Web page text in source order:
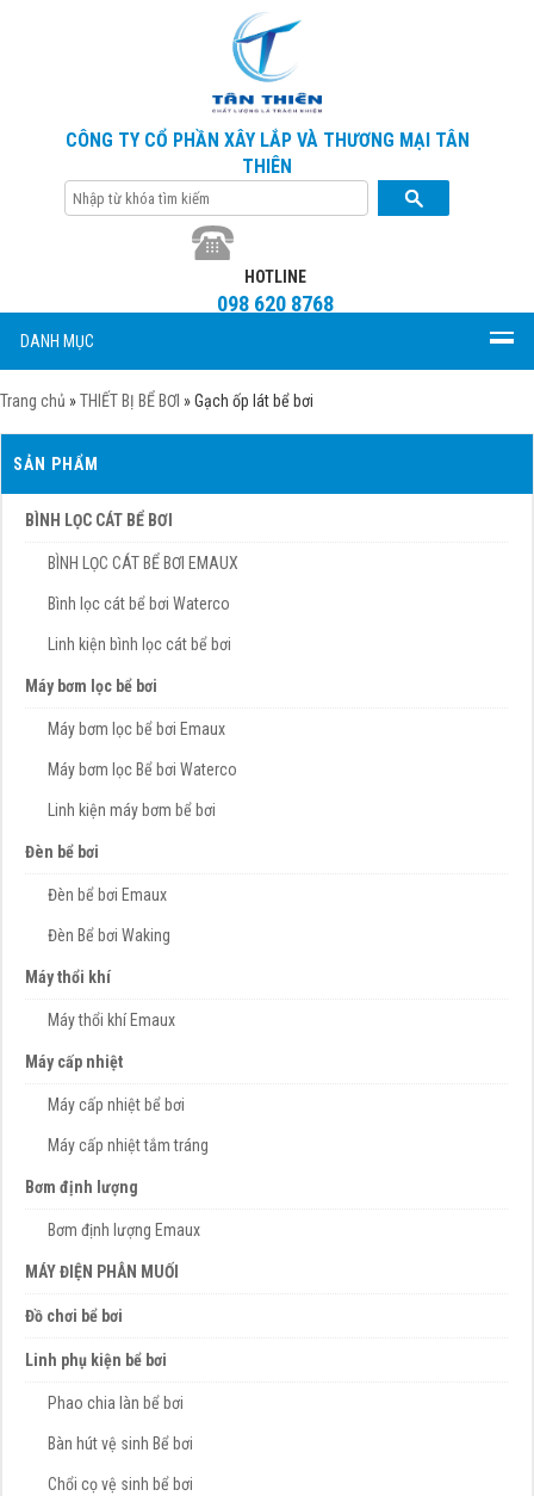
CÔNG TY CỔ PHẦN XÂY LẮP VÀ THƯƠNG MẠI TÂN
THIÊN
HOTLINE
098 620 8768
DANH MỤC
Trang chủ »THIẾT BỊ BỂ BƠI »Gạch ốp lát bể bơi
SẢN PHẨM
BÌNH LỌC CÁT BỂ BƠI
BÌNH LỌC CÁT BỂ BƠI EMAUX
Bình lọc cát bể bơi Waterco
Linh kiện bình lọc cát bể bơi
Máy bơm lọc bể bơi
Máy bơm lọc bể bơi Emaux
Máy bơm lọc Bể bơi Waterco
Linh kiện máy bơm bể bơi
Đèn bể bơi
Đèn bể bơi Emaux
Đèn Bể bơi Waking
Máy thổi khí
Máy thổi khí Emaux
Máy cấp nhiệt
Máy cấp nhiệt bể bơi
Máy cấp nhiệt tắm tráng
Bơm định lượng
Bơm định lượng Emaux
MÁY ĐIỆN PHÂN MUỐI
Đồ chơi bể bơi
Linh phụ kiện bể bơi
Phao chia làn bể bơi
Bàn hút vệ sinh Bể bơi
Chổi cọ vệ sinh bể bơi